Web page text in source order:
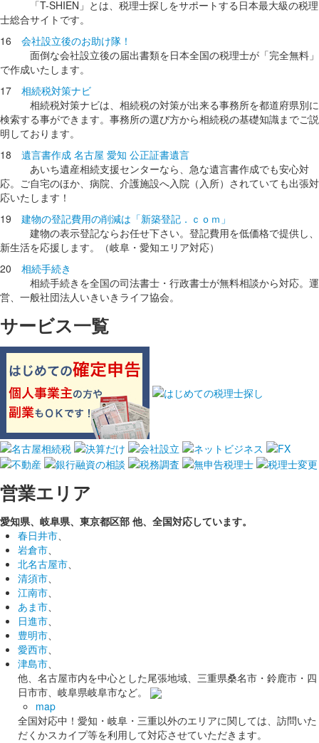
「T-SHIEN」とは、税理士探しをサポートする日本最大級の税理
士総合サイトです。
16 会社設立後のお助け隊！
面倒な会社設立後の届出書類を日本全国の税理士が「完全無料」
で作成いたします。
17 相続税対策ナビ
相続税対策ナビは、相続税の対策が出来る事務所を都道府県別に
検索する事ができます。事務所の選び方から相続税の基礎知識までご説
明しております。
18 遺言書作成 名古屋 愛知 公正証書遺言
あいち遺産相続支援センターなら、急な遺言書作成でも安心対
応。ご自宅のほか、病院、介護施設へ入院（入所）されていても出張対
応いたします！
19 建物の登記費用の削減は「新築登記．ｃｏｍ」
建物の表示登記ならお任せ下さい。登記費用を低価格で提供し、
新生活を応援します。（岐阜・愛知エリア対応）
20 相続手続き
相続手続きを全国の司法書士・行政書士が無料相談から対応。運
営、一般社団法人いきいきライフ協会。
サービス一覧
営業エリア
愛知県、岐阜県、東京都区部 他、全国対応しています。
春日井市
岩倉市
北名古屋市
清須市
江南市
あま市
日進市
豊明市
愛西市
津島市
他、名古屋市内を中心とした尾張地域、三重県桑名市・鈴鹿市・四
日市市、岐阜県岐阜市など。
map
全国対応中！愛知・岐阜・三重以外のエリアに関しては、訪問いた
だくかスカイプ等を利用して対応させていただきます。